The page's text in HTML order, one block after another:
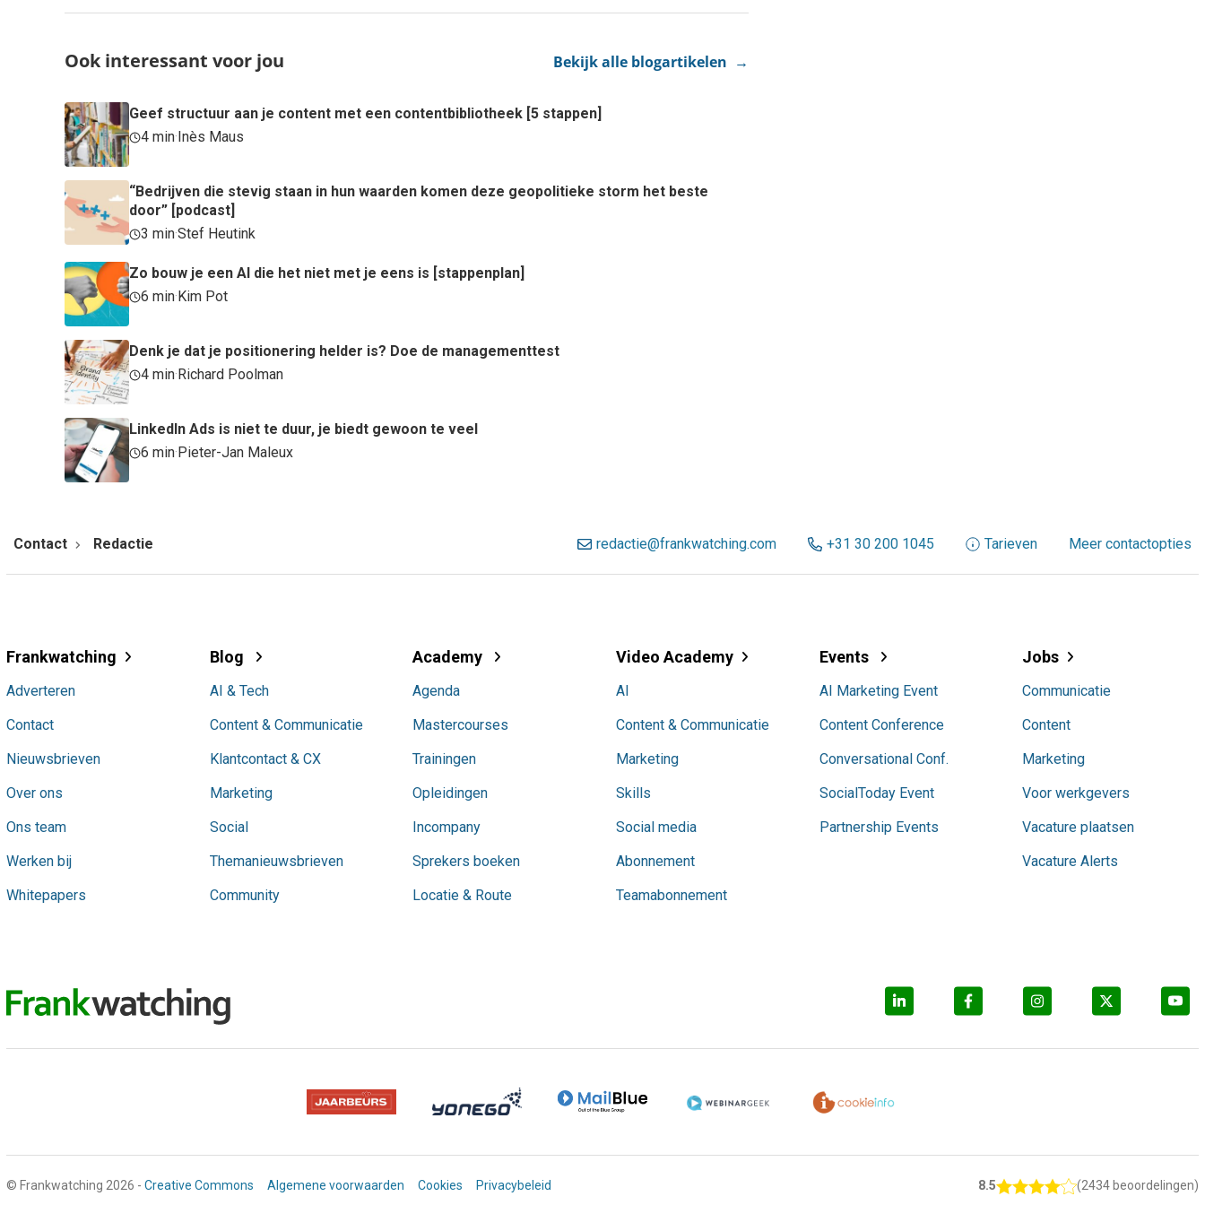
Ook interessant voor jou Bekijk alle blogartikelen →
Geef structuur aan je content met een contentbibliotheek [5 stappen]
4 min·Inès Maus
“Bedrijven die stevig staan in hun waarden komen deze geopolitieke storm het beste
door” [podcast]
3 min·Stef Heutink
Zo bouw je een AI die het niet met je eens is [stappenplan]
6 min·Kim Pot
Denk je dat je positionering helder is? Doe de managementtest
4 min·Richard Poolman
LinkedIn Ads is niet te duur, je biedt gewoon te veel
6 min·Pieter-Jan Maleux
Contact Redactie redactie@frankwatching.com +31 30 200 1045 Tarieven Meer contactopties
Frankwatching
Adverteren
Contact
Nieuwsbrieven
Over ons
Ons team
Werken bij
Whitepapers
Blog
AI & Tech
Content & Communicatie
Klantcontact & CX
Marketing
Social
Themanieuwsbrieven
Community
Academy
Agenda
Mastercourses
Trainingen
Opleidingen
Incompany
Sprekers boeken
Locatie & Route
Video Academy
AI
Content & Communicatie
Marketing
Skills
Social media
Abonnement
Teamabonnement
Events
AI Marketing Event
Content Conference
Conversational Conf.
SocialToday Event
Partnership Events
Jobs
Communicatie
Content
Marketing
Voor werkgevers
Vacature plaatsen
Vacature Alerts
© Frankwatching 2026 - Creative Commons Algemene voorwaarden Cookies Privacybeleid 8.5 (2434 beoordelingen)